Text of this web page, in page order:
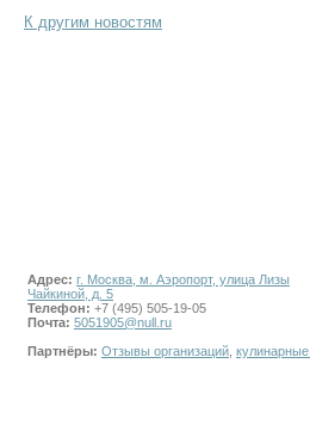
К другим новостям
Адрес: г. Москва, м. Аэропорт, улица Лизы
Чайкиной, д. 5
Телефон: +7 (495) 505-19-05
Почта: 5051905@null.ru
Партнёры: Отзывы организаций